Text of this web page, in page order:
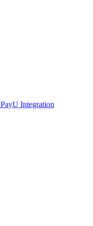
PayU Integration